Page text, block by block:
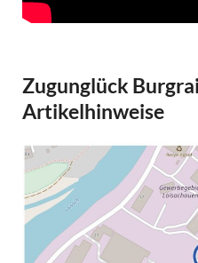
Zugunglück
Artikelhinweise